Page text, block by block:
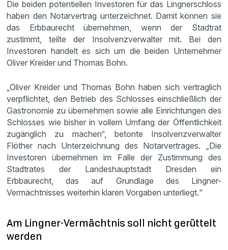
Die beiden potentiellen Investoren für das Lingnerschloss
haben den Notarvertrag unterzeichnet. Damit können sie
das Erbbaurecht übernehmen, wenn der Stadtrat
zustimmt, teilte der Insolvenzverwalter mit. Bei den
Investoren handelt es sich um die beiden Unternehmer
Oliver Kreider und Thomas Bohn.
„Oliver Kreider und Thomas Bohn haben sich vertraglich
verpflichtet, den Betrieb des Schlosses einschließlich der
Gastronomie zu übernehmen sowie alle Einrichtungen des
Schlosses wie bisher in vollem Umfang der Öffentlichkeit
zugänglich zu machen“, betonte Insolvenzverwalter
Flöther nach Unterzeichnung des Notarvertrages. „Die
Investoren übernehmen im Falle der Zustimmung des
Stadtrates der Landeshauptstadt Dresden ein
Erbbaurecht, das auf Grundlage des Lingner-
Vermächtnisses weiterhin klaren Vorgaben unterliegt.“
Am Lingner-Vermächtnis soll nicht gerüttelt
werden